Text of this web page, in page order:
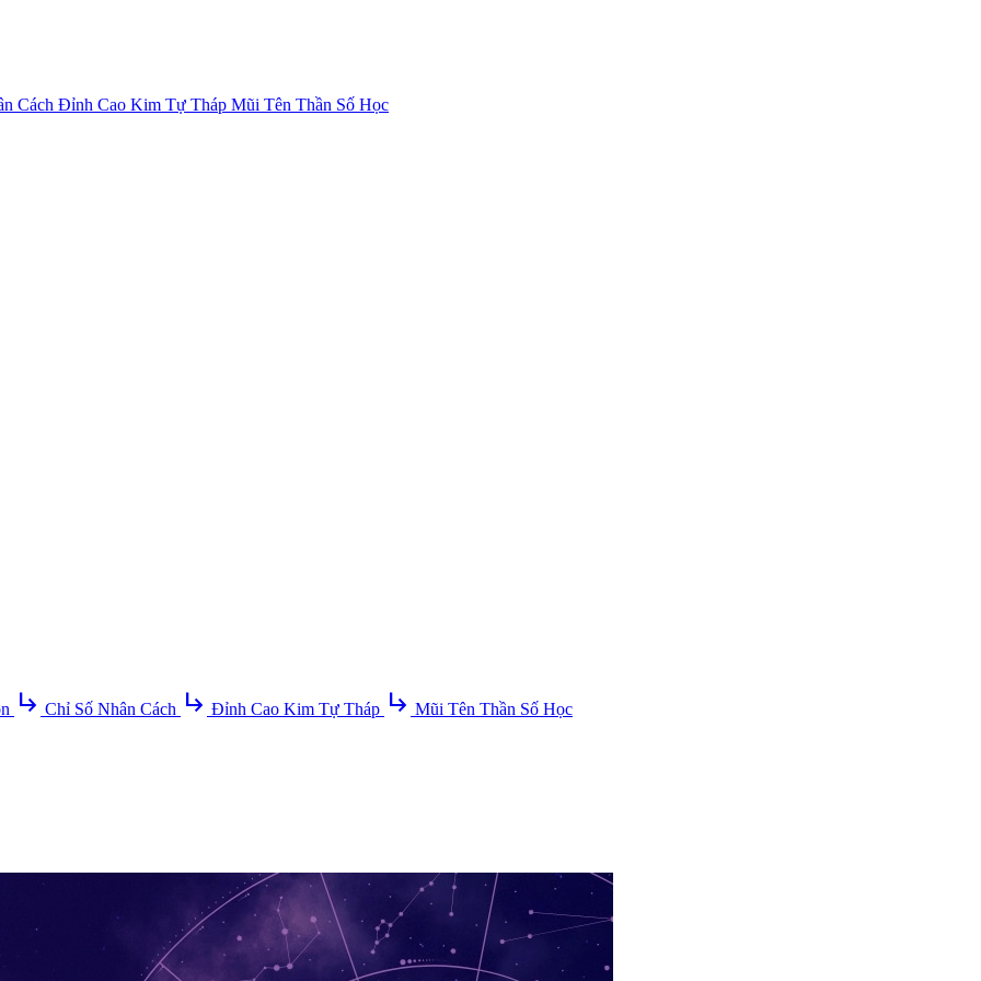
Cách Đỉnh Cao Kim Tự Tháp Mũi Tên Thần Số Học
subdirectory_arrow_right Chỉ Số Nhân Cách subdirectory_arrow_right Đỉnh Cao Kim Tự Tháp subdirectory_arrow_right Mũi Tên Thần Số Học